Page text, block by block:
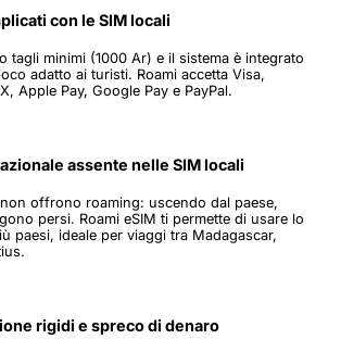
con le SIM locali
tagli minimi (1000 Ar) e il sistema è integrato
adatto ai turisti. Roami accetta Visa,
Apple Pay, Google Pay e PayPal.
assente nelle SIM locali
non offrono roaming: uscendo dal paese,
persi. Roami eSIM ti permette di usare lo
paesi, ideale per viaggi tra Madagascar,
rigidi e spreco di denaro